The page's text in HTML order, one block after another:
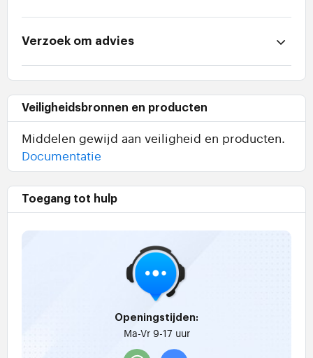
Verzoek om advies
Veiligheidsbronnen en producten
Middelen gewijd aan veiligheid en producten.
Documentatie
Toegang tot hulp
Openingstijden:
Ma-Vr 9-17 uur